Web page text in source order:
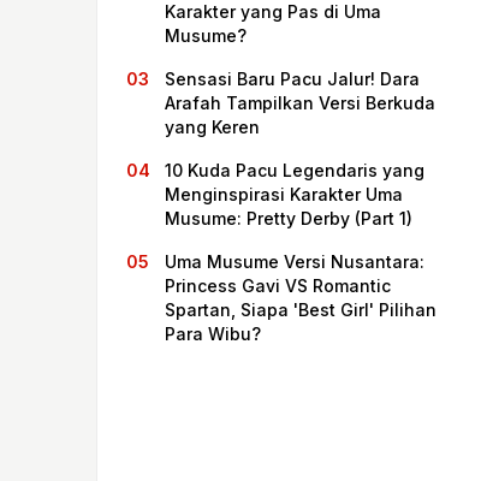
Karakter yang Pas di Uma
Musume?
Sensasi Baru Pacu Jalur! Dara
Arafah Tampilkan Versi Berkuda
yang Keren
10 Kuda Pacu Legendaris yang
Menginspirasi Karakter Uma
Musume: Pretty Derby (Part 1)
Uma Musume Versi Nusantara:
Princess Gavi VS Romantic
Spartan, Siapa 'Best Girl' Pilihan
Para Wibu?